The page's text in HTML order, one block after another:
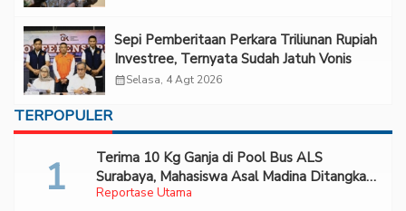
Sepi Pemberitaan Perkara Triliunan Rupiah
Investree, Ternyata Sudah Jatuh Vonis
calendar_monthSelasa, 4 Agt 2026
TERPOPULER
Reportase Utama
Terima 10 Kg Ganja di Pool Bus ALS
Surabaya, Mahasiswa Asal Madina Ditangkap
Bareskrim